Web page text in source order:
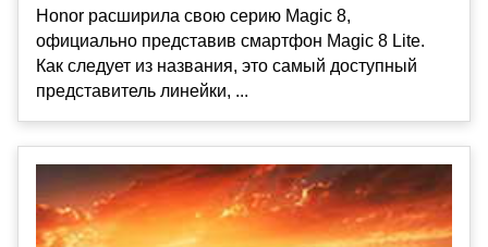
Honor расширила свою серию Magic 8,
официально представив смартфон Magic 8 Lite.
Как следует из названия, это самый доступный
представитель линейки, ...